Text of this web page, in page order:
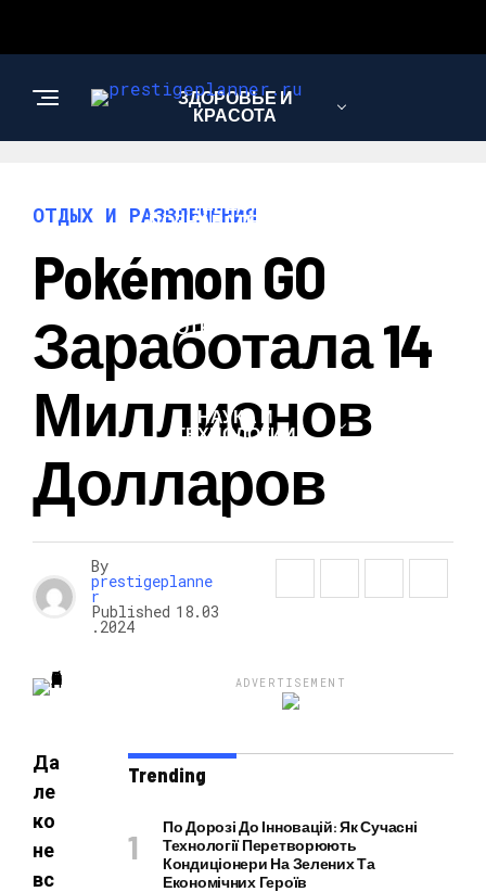
ЗДОРОВЬЕ И
КРАСОТА
ИНТЕРЕСНОЕ И
ПОЗНАВАТЕЛЬНОЕ
ОТНОШЕНИЯ
НАУКА И
ТЕХНОЛОГИИ
НОВОСТИ
ОТДЫХ И РАЗВЛЕЧЕНИЯ
Pokémon GO
Заработала 14
Миллионов
Долларов
By
prestigeplanne
r
Published 18.03
.2024
Да
ле
ко
не
вс
ADVERTISEMENT
Trending
По Дорозі До Інновацій: Як Сучасні
Технології Перетворюють
Кондиціонери На Зелених Та
Економічних Героїв